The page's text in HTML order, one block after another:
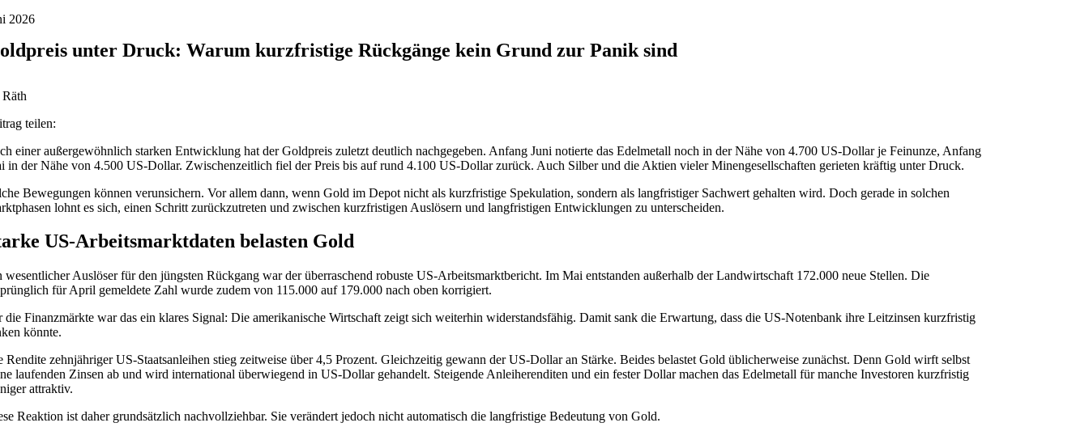
2026
unter Druck: Warum kurzfristige Rückgänge kein Grund zur Panik sind
teilen:
einer außergewöhnlich starken Entwicklung hat der Goldpreis zuletzt deutlich nachgegeben. Anfang Juni notierte das Edelmetall noch in der Nähe von 4.700 US-Dollar je Feinunze, Anfang
in der Nähe von 4.500 US-Dollar. Zwischenzeitlich fiel der Preis bis auf rund 4.100 US-Dollar zurück. Auch Silber und die Aktien vieler Minengesellschaften gerieten kräftig unter Druck.
Bewegungen können verunsichern. Vor allem dann, wenn Gold im Depot nicht als kurzfristige Spekulation, sondern als langfristiger Sachwert gehalten wird. Doch gerade in solchen
lohnt es sich, einen Schritt zurückzutreten und zwischen kurzfristigen Auslösern und langfristigen Entwicklungen zu unterscheiden.
US-Arbeitsmarktdaten belasten Gold
wesentlicher Auslöser für den jüngsten Rückgang war der überraschend robuste US-Arbeitsmarktbericht. Im Mai entstanden außerhalb der Landwirtschaft 172.000 neue Stellen. Die
für April gemeldete Zahl wurde zudem von 115.000 auf 179.000 nach oben korrigiert.
die Finanzmärkte war das ein klares Signal: Die amerikanische Wirtschaft zeigt sich weiterhin widerstandsfähig. Damit sank die Erwartung, dass die US-Notenbank ihre Leitzinsen kurzfristig
könnte.
Rendite zehnjähriger US-Staatsanleihen stieg zeitweise über 4,5 Prozent. Gleichzeitig gewann der US-Dollar an Stärke. Beides belastet Gold üblicherweise zunächst. Denn Gold wirft selbst
laufenden Zinsen ab und wird international überwiegend in US-Dollar gehandelt. Steigende Anleiherenditen und ein fester Dollar machen das Edelmetall für manche Investoren kurzfristig
attraktiv.
Reaktion ist daher grundsätzlich nachvollziehbar. Sie verändert jedoch nicht automatisch die langfristige Bedeutung von Gold.